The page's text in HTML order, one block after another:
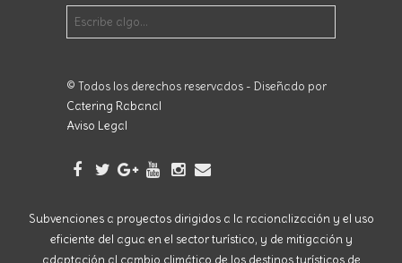
© Todos los derechos reservados - Diseñado por
Catering Rabanal
Aviso Legal
Subvenciones a proyectos dirigidos a la racionalización y el uso
eficiente del agua en el sector turístico, y de mitigación y